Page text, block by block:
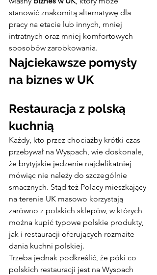
stanowić znakomitą alternatywę dla
pracy na etacie lub innych, mniej
intratnych oraz mniej komfortowych
sposobów zarobkowania.
Najciekawsze pomysły
na biznes w UK
Restauracja z polską
kuchnią
Każdy, kto przez chociażby krótki czas
przebywał na Wyspach, wie doskonale,
że brytyjskie jedzenie najdelikatniej
mówiąc nie należy do szczególnie
smacznych. Stąd też Polacy mieszkający
na terenie UK masowo korzystają
zarówno z polskich sklepów, w których
można kupić typowe polskie produkty,
jak i restauracji oferujących rozmaite
dania kuchni polskiej.
Trzeba jednak podkreślić, że póki co
polskich restauracji jest na Wyspach